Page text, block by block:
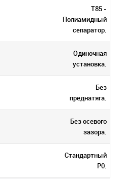
T85 -
Полиамидный
сепаратор.
Одиночная
установка.
Без
преднатяга.
Без осевого
зазора.
Стандартный
P0.